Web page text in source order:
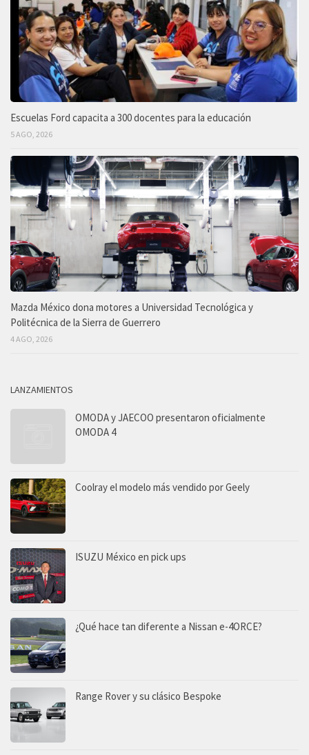
Escuelas Ford capacita a 300 docentes para la educación
5 AGO, 2026
Mazda México dona motores a Universidad Tecnológica y
Politécnica de la Sierra de Guerrero
4 AGO, 2026
LANZAMIENTOS
OMODA y JAECOO presentaron oficialmente
OMODA 4
Coolray el modelo más vendido por Geely
ISUZU México en pick ups
¿Qué hace tan diferente a Nissan e-4ORCE?
Range Rover y su clásico Bespoke